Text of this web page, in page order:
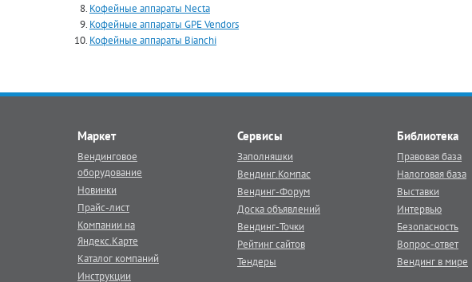
Кофейные аппараты Necta
Кофейные аппараты GPE Vendors
Кофейные аппараты Bianchi
Маркет
Вендинговое
оборудование
Новинки
Прайс-лист
Компании на
Яндекс.Карте
Каталог компаний
Инструкции
Сервисы
Заполняшки
Вендинг.Компас
Вендинг-Форум
Доска объявлений
Вендинг-Точки
Рейтинг сайтов
Тендеры
Библиотека
Правовая база
Налоговая база
Выставки
Интервью
Безопасность
Вопрос-ответ
Вендинг в мире